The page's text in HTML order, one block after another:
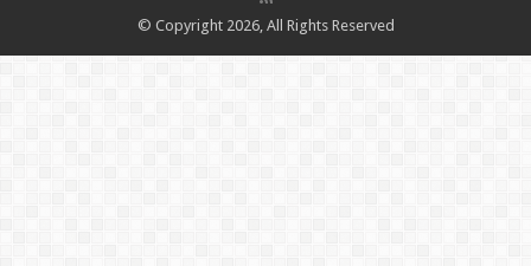
© Copyright 2026, All Rights Reserved